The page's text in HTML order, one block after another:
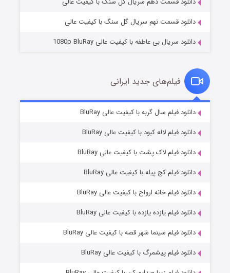
قسمت۷ (زیرنویس) منتشر شد
دانلود قسمت نهم سریال گل سنگ با کیفیت عالی
دانلود سریال بی عاطفه با کیفیت عالی 1080p BluRay
فیلم‌های جدید ایرانی
دانلود فیلم سال گربه با کیفیت عالی BluRay
دانلود فیلم لاله کبود با کیفیت عالی BluRay
دانلود فیلم لاک پشت با کیفیت عالی BluRay
دانلود فیلم کج‌ پیله با کیفیت عالی BluRay
دانلود فیلم خانه ارواح با کیفیت عالی BluRay
دانلود فیلم یازده یازده با کیفیت عالی BluRay
دانلود فیلم سینما شهر قصه با کیفیت عالی BluRay
دانلود فیلم پیشمرگ با کیفیت عالی BluRay